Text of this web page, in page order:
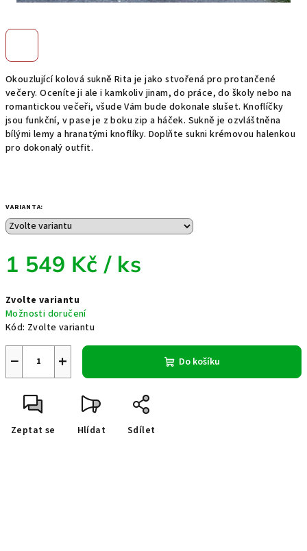
Okouzlující kolová sukně Rita je jako stvořená pro protančené
večery. Oceníte ji ale i kamkoliv jinam, do práce, do školy nebo na
romantickou večeři, všude Vám bude dokonale slušet. Knoflíčky
jsou funkční, v pase je z boku zip a háček. Sukně je ozvláštněna
bílými lemy a hranatými knoflíky. Doplňte sukni krémovou halenkou
pro dokonalý outfit.
VARIANTA:
1 549 Kč / ks
cena:
Zvolte variantu
Možnosti doručení
Kód: Zvolte variantu
+
− Do košíku
Zeptat se Hlídat Sdílet